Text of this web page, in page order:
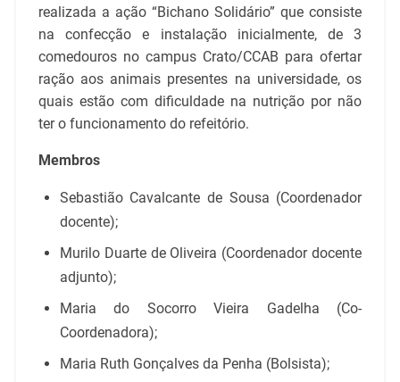
realizada a ação “Bichano Solidário” que consiste
na confecção e instalação inicialmente, de 3
comedouros no campus Crato/CCAB para ofertar
ração aos animais presentes na universidade, os
quais estão com dificuldade na nutrição por não
ter o funcionamento do refeitório.
Membros
Sebastião Cavalcante de Sousa (Coordenador
docente);
Murilo Duarte de Oliveira (Coordenador docente
adjunto);
Maria do Socorro Vieira Gadelha (Co-
Coordenadora);
Maria Ruth Gonçalves da Penha (Bolsista);